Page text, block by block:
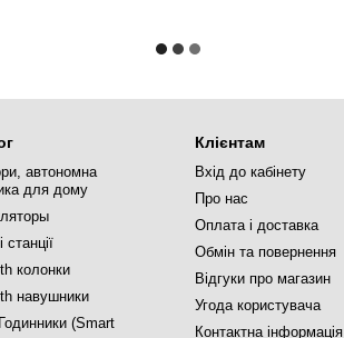
автономна
для дому
станції
колонки
навушники
(Smart
Клієнтам
Вхід до кабінету
Про нас
Оплата і доставка
Обмін та повернення
Відгуки про магазин
Угода користувача
Контактна інформація